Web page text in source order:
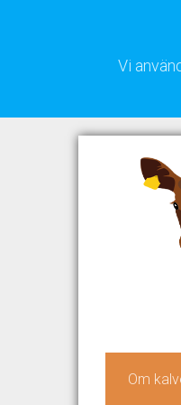
Vi
Om